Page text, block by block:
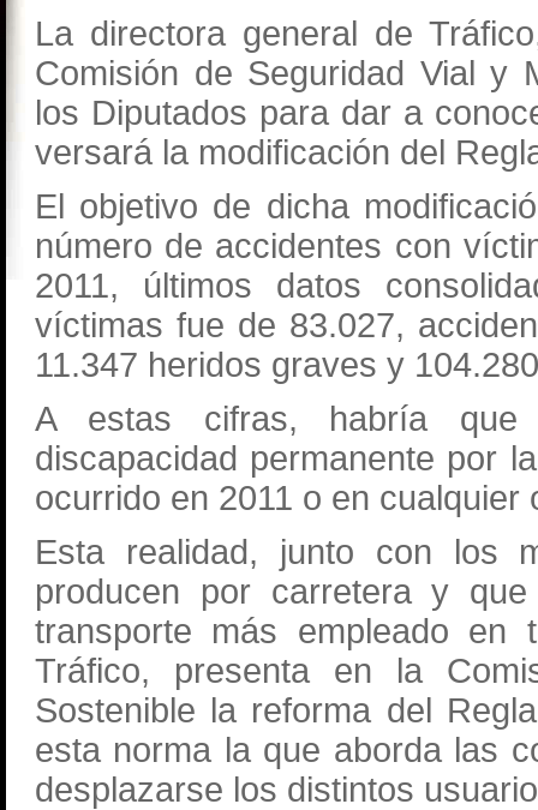
La directora general de
Comisión de Seguridad Vial y
los Diputados para dar a
versará la modificación del
El objetivo de dicha
número de accidentes con
2011, últimos datos
víctimas fue de 83.027,
11.347 heridos graves y
A estas cifras, habría que
discapacidad permanente por
ocurrido en 2011 o en cualquier
Esta realidad, junto con los
producen por carretera y
transporte más empleado en
Tráfico, presenta en la
Sostenible la reforma del
esta norma la que aborda las
desplazarse los distintos